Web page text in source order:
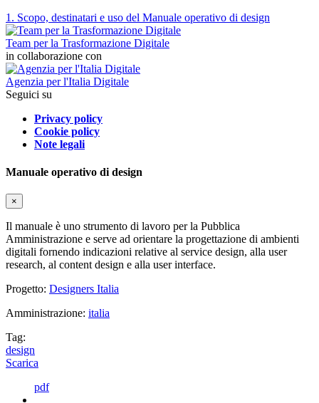
1. Scopo, destinatari e uso del Manuale operativo di design
Team per la Trasformazione Digitale
in collaborazione con
Agenzia per l'Italia Digitale
Seguici su
Privacy policy
Cookie policy
Note legali
Manuale operativo di design
×
Il manuale è uno strumento di lavoro per la Pubblica
Amministrazione e serve ad orientare la progettazione di ambienti
digitali fornendo indicazioni relative al service design, alla user
research, al content design e alla user interface.
Progetto: Designers Italia
Amministrazione: italia
Tag:
design
Scarica
pdf